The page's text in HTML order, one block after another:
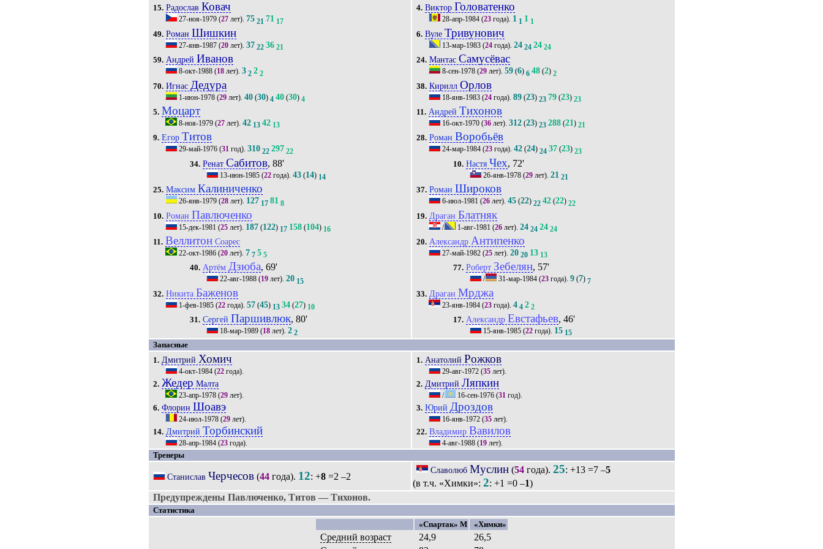
15. РадославКовач
27-ноя-1979 (27 лет).75 21 71 17
49. Роман Шишкин
27-янв-1987 (20 лет).37 22 36 21
59. Андрей Иванов
8-окт-1988 (18 лет).3 2 2 2
70. Игнас Дедура
1-июн-1978 (29 лет).40 (30) 4 40 (30) 4
5. Моцарт
8-ноя-1979 (27 лет).42 13 42 13
9. ЕгорТитов
29-май-1976 (31 год).310 22 297 22
34. РенатСабитов, 88'
13-июн-1985(22года). 43(14) 14
25. Максим Калиниченко
26-янв-1979 (28 лет). 127 17 81 8
10. Роман Павлюченко
15-дек-1981 (25 лет). 187 (122) 17 158 (104) 16
11. Веллитон Соарес
22-окт-1986 (20 лет).7 7 5 5
40. АртёмДзюба, 69'
22-авг-1988(19лет). 20 15
32. Никита Баженов
1-фев-1985 (22 года).57 (45) 13 34 (27) 10
31. Сергей Паршивлюк, 80'
18-мар-1989(18лет). 2 2
4. ВикторГоловатенко
28-апр-1984 (23 года). 1 1 1 1
6. ВулеТривунович
13-мар-1983 (24 года).24 24 24 24
24. МантасСамусёвас
8-сен-1978 (29 лет).59 (6) 6 48 (2) 2
38. КириллОрлов
18-янв-1983 (24 года).89 (23) 23 79 (23) 23
11. АндрейТихонов
16-окт-1970 (36 лет).312 (23) 23 288 (21) 21
28. РоманВоробьёв
24-мар-1984 (23 года).42 (24) 24 37 (23) 23
10. Настя Чех, 72'
26-янв-1978(29лет). 21 21
37. Роман Широков
6-июл-1981 (26 лет).45 (22) 22 42 (22) 22
19. Драган Блатняк
/ 1-авг-1981 (26 лет).24 24 24 24
20. Александр Антипенко
27-май-1982 (25 лет).20 20 13 13
77. Роберт Зебелян, 57'
/ 31-мар-1984(23года). 9(7) 7
33. Драган Мрджа
23-янв-1984 (23 года).4 4 2 2
17. Александр Евстафьев, 46'
15-янв-1985(22года). 15 15
Запасные
1. Дмитрий Хомич
4-окт-1984 (22 года).
2. Жедер Малта
23-апр-1978 (29 лет).
6. Флорин Шоавэ
24-июл-1978 (29 лет).
14. ДмитрийТорбинский
28-апр-1984 (23 года).
1. Анатолий Рожков
29-авг-1972 (35 лет).
2. ДмитрийЛяпкин
/ 16-сен-1976 (31 год).
3. Юрий Дроздов
16-янв-1972 (35 лет).
22. Владимир Вавилов
4-авг-1988 (19 лет).
Тренеры
Станислав Черчесов (44 года). 12: +8 =2 –2
Славолюб Муслин (54 года).25: +13 =7 –5
(в т.ч. «Химки»: 2: +1 =0 –1)
Предупреждены Павлюченко, Титов — Тихонов.
Статистика
«Спартак» М
«Химки»
Средний возраст 24,9
26,5